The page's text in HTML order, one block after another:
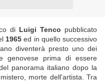
di Luigi Tenco pubblicato
1965 ed in quello successivo
diventerà presto uno dei
genovese prima di essere
panorama italiano dopo la
morte dell'artista. Tra